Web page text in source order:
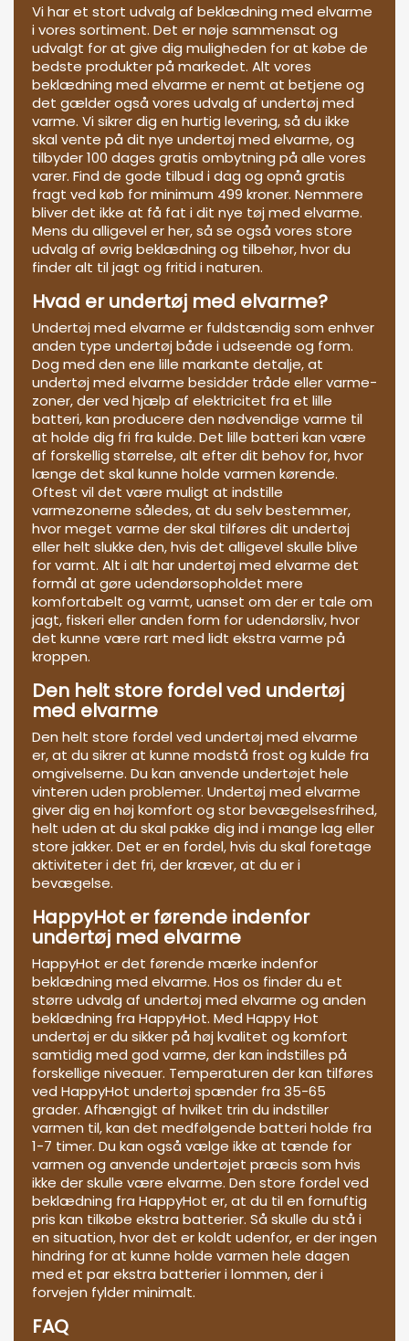
Vi har et stort udvalg af beklædning med elvarme
i vores sortiment. Det er nøje sammensat og
udvalgt for at give dig muligheden for at købe de
bedste produkter på markedet. Alt vores
beklædning med elvarme er nemt at betjene og
det gælder også vores udvalg af undertøj med
varme. Vi sikrer dig en hurtig levering, så du ikke
skal vente på dit nye undertøj med elvarme, og
tilbyder 100 dages gratis ombytning på alle vores
varer. Find de gode tilbud i dag og opnå gratis
fragt ved køb for minimum 499 kroner. Nemmere
bliver det ikke at få fat i dit nye tøj med elvarme.
Mens du alligevel er her, så se også vores store
udvalg af øvrig beklædning og tilbehør, hvor du
finder alt til jagt og fritid i naturen.
Hvad er undertøj med elvarme?
Undertøj med elvarme er fuldstændig som enhver
anden type undertøj både i udseende og form.
Dog med den ene lille markante detalje, at
undertøj med elvarme besidder tråde eller varme-
zoner, der ved hjælp af elektricitet fra et lille
batteri, kan producere den nødvendige varme til
at holde dig fri fra kulde. Det lille batteri kan være
af forskellig størrelse, alt efter dit behov for, hvor
længe det skal kunne holde varmen kørende.
Oftest vil det være muligt at indstille
varmezonerne således, at du selv bestemmer,
hvor meget varme der skal tilføres dit undertøj
eller helt slukke den, hvis det alligevel skulle blive
for varmt. Alt i alt har undertøj med elvarme det
formål at gøre udendørsopholdet mere
komfortabelt og varmt, uanset om der er tale om
jagt, fiskeri eller anden form for udendørsliv, hvor
det kunne være rart med lidt ekstra varme på
kroppen.
Den helt store fordel ved undertøj
med elvarme
Den helt store fordel ved undertøj med elvarme
er, at du sikrer at kunne modstå frost og kulde fra
omgivelserne. Du kan anvende undertøjet hele
vinteren uden problemer. Undertøj med elvarme
giver dig en høj komfort og stor bevægelsesfrihed,
helt uden at du skal pakke dig ind i mange lag eller
store jakker. Det er en fordel, hvis du skal foretage
aktiviteter i det fri, der kræver, at du er i
bevægelse.
HappyHot er førende indenfor
undertøj med elvarme
HappyHot er det førende mærke indenfor
beklædning med elvarme. Hos os finder du et
større udvalg af undertøj med elvarme og anden
beklædning fra HappyHot. Med Happy Hot
undertøj er du sikker på høj kvalitet og komfort
samtidig med god varme, der kan indstilles på
forskellige niveauer. Temperaturen der kan tilføres
ved HappyHot undertøj spænder fra 35-65
grader. Afhængigt af hvilket trin du indstiller
varmen til, kan det medfølgende batteri holde fra
1-7 timer. Du kan også vælge ikke at tænde for
varmen og anvende undertøjet præcis som hvis
ikke der skulle være elvarme. Den store fordel ved
beklædning fra HappyHot er, at du til en fornuftig
pris kan tilkøbe ekstra batterier. Så skulle du stå i
en situation, hvor det er koldt udenfor, er der ingen
hindring for at kunne holde varmen hele dagen
med et par ekstra batterier i lommen, der i
forvejen fylder minimalt.
FAQ